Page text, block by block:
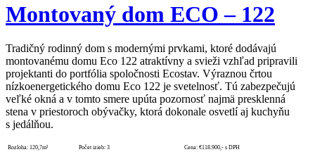
Montovaný dom ECO – 122
Tradičný rodinný dom s modernými prvkami, ktoré dodávajú
montovanému domu Eco 122 atraktívny a svieži vzhľad pripravili
projektanti do portfólia spoločnosti Ecostav. Výraznou črtou
nízkoenergetického domu Eco 122 je svetelnosť. Tú zabezpečujú
veľké okná a v tomto smere upúta pozornosť najmä presklenná
stena v priestoroch obývačky, ktorá dokonale osvetlí aj kuchyňu
s jedálňou.
Rozloha: 120,7m² Počet izieb: 3 Cena: €118.900,- s DPH